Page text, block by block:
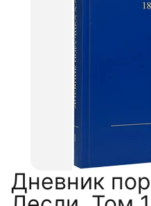
Дневник